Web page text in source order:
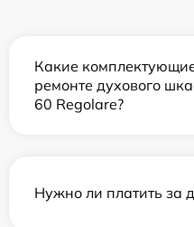
Какие
ремонте духового
60 Regolare?
Нужно ли платить за